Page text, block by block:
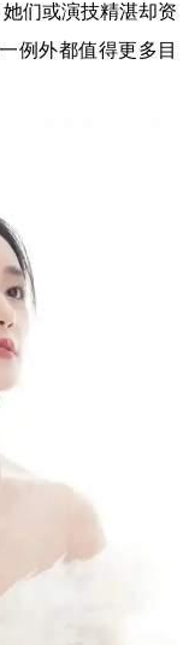
们或演技精湛却资
例外都值得更多目